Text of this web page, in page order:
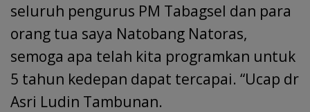
seluruh pengurus PM Tabagsel dan para
orang tua saya Natobang Natoras,
semoga apa telah kita programkan untuk
5 tahun kedepan dapat tercapai. “Ucap dr
Asri Ludin Tambunan.